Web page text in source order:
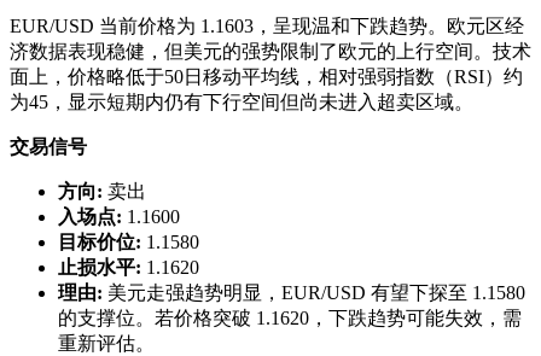
EUR/USD 当前价格为 1.1603，呈现温和下跌趋势。欧元区经
济数据表现稳健，但美元的强势限制了欧元的上行空间。技术
面上，价格略低于50日移动平均线，相对强弱指数（RSI）约
为45，显示短期内仍有下行空间但尚未进入超卖区域。
交易信号
方向: 卖出
入场点: 1.1600
目标价位: 1.1580
止损水平: 1.1620
理由: 美元走强趋势明显，EUR/USD 有望下探至 1.1580
的支撑位。若价格突破 1.1620，下跌趋势可能失效，需
重新评估。